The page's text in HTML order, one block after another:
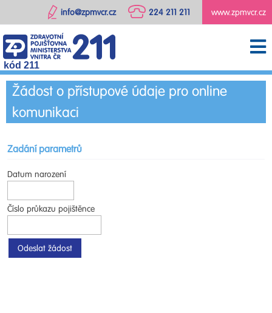
www.zpmvcr.cz
224 211 211
info@zpmvcr.cz
kód 211
Žádost o přístupové údaje pro online
komunikaci
Zadání parametrů
Datum narození
Číslo průkazu pojištěnce